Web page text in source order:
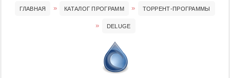
ГЛАВНАЯ КАТАЛОГ ПРОГРАММ ТОРРЕНТ-ПРОГРАММЫ
DELUGE